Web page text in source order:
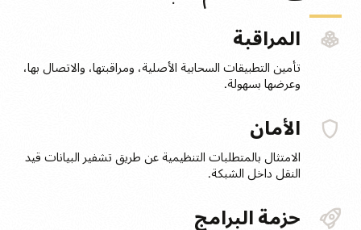
المراقبة
تأمين التطبيقات السحابية الأصلية، ومراقبتها، والاتصال بها،
وعرضها بسهولة.
الأمان
الامتثال بالمتطلبات التنظيمية عن طريق تشفير البيانات قيد
النقل داخل الشبكة.
حزمة البرامج